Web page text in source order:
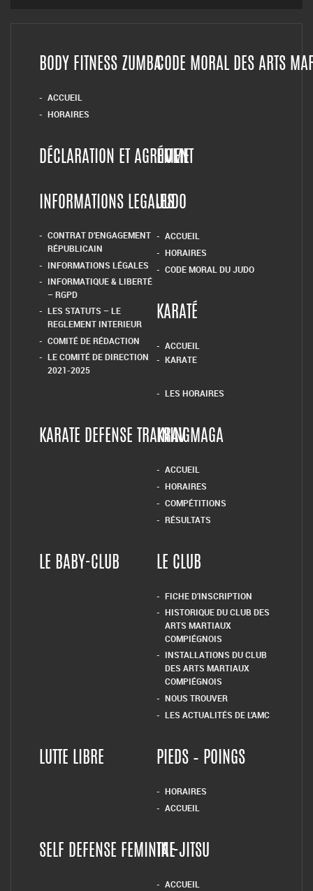
BODY FITNESS ZUMBA
ACCUEIL
HORAIRES
CODE MORAL DES ARTS
DÉCLARATION ET AGRÉMENT
HOME
INFORMATIONS LEGALES
CONTRAT D’ENGAGEMENT
RÉPUBLICAIN
INFORMATIONS LÉGALES
INFORMATIQUE & LIBERTÉ
– RGPD
LES STATUTS – LE
REGLEMENT INTERIEUR
COMITÉ DE RÉDACTION
LE COMITÉ DE DIRECTION
2021-2025
JUDO
ACCUEIL
HORAIRES
CODE MORAL DU JUDO
KARATÉ
ACCUEIL
KARATE
LES HORAIRES
KARATE DEFENSE TRAININGKRAV MAGA
ACCUEIL
HORAIRES
COMPÉTITIONS
RÉSULTATS
LE BABY-CLUB LE CLUB
FICHE D’INSCRIPTION
HISTORIQUE DU CLUB DES
ARTS MARTIAUX
COMPIÉGNOIS
INSTALLATIONS DU CLUB
DES ARTS MARTIAUX
COMPIÉGNOIS
NOUS TROUVER
LES ACTUALITÉS DE L’AMC
LUTTE LIBRE PIEDS – POINGS
HORAIRES
ACCUEIL
SELF DEFENSE FEMININETAI-JITSU
ACCUEIL